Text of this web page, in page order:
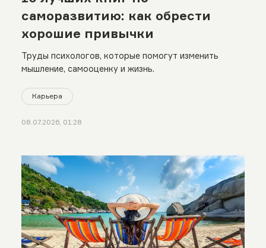
саморазвитию: как обрести
хорошие привычки
Труды психологов, которые помогут изменить
мышление, самооценку и жизнь.
Карьера
08.07.2026, 01:28